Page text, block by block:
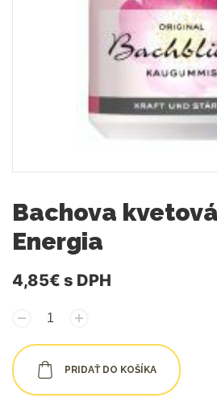
Bachova
Energia
4,85€ s DPH
PRIDAŤ DO KOŠÍKA